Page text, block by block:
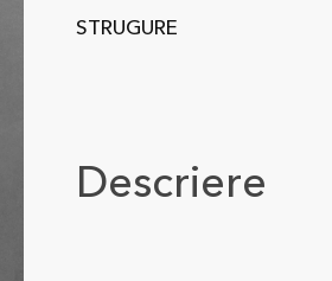
Descriere
STRUGURE